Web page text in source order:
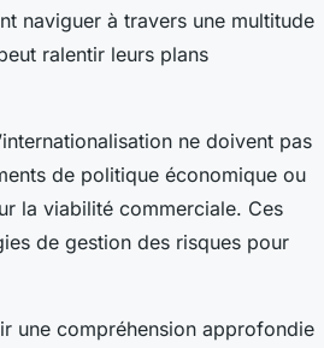
naviguer à travers une multitude
ralentir leurs plans
ne doivent pas
de politique économique ou
la viabilité commerciale. Ces
de gestion des risques pour
une compréhension approfondie